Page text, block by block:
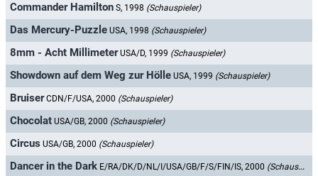
Commander Hamilton S, 1998 (Schauspieler)
Das Mercury-Puzzle USA, 1998 (Schauspieler)
8mm - Acht Millimeter USA/D, 1999 (Schauspieler)
Showdown auf dem Weg zur Hölle USA, 1999 (Schauspieler)
Bruiser CDN/F/USA, 2000 (Schauspieler)
Chocolat USA/GB, 2000 (Schauspieler)
Circus USA/GB, 2000 (Schauspieler)
Dancer in the Dark E/RA/DK/D/NL/I/USA/GB/F/S/FIN/IS, 2000 (Schauspieler)